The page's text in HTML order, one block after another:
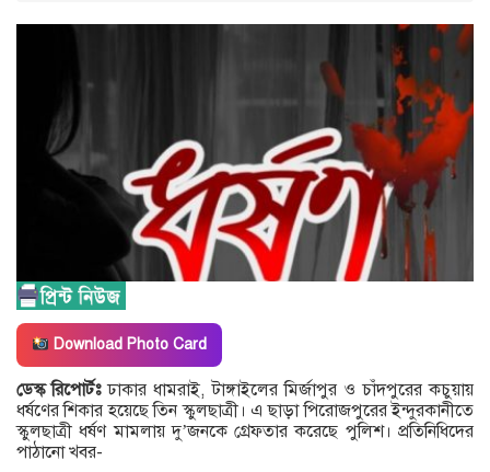
Download Photo Card
ডেস্ক রিপোর্টঃঢাকার ধামরাই, টাঙ্গাইলের মির্জাপুর ও চাঁদপুরের কচুয়ায়
ধর্ষণের শিকার হয়েছে তিন স্কুলছাত্রী। এ ছাড়া পিরোজপুরের ইন্দুরকানীতে
স্কুলছাত্রী ধর্ষণ মামলায় দু’জনকে গ্রেফতার করেছে পুলিশ। প্রতিনিধিদের
পাঠানো খবর-